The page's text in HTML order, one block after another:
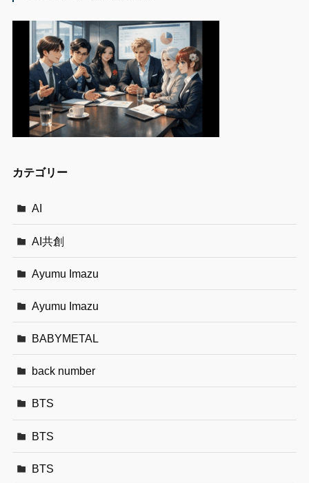
カテゴリー
AI
AI共創
Ayumu Imazu
Ayumu Imazu
BABYMETAL
back number
BTS
BTS
BTS